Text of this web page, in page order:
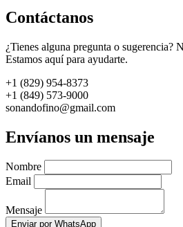
Contáctanos
¿Tienes alguna pregunta o sugerencia?
Estamos aquí para ayudarte.
+1 (829) 954-8373
+1 (849) 573-9000
sonandofino@gmail.com
Envíanos un mensaje
Nombre
Email
Mensaje
Enviar por WhatsApp